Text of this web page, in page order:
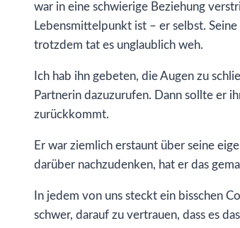
war in eine schwierige Beziehung
Lebensmittelpunkt ist – er selbst.
trotzdem tat es unglaublich weh.
Ich hab ihn gebeten, die Augen zu
Partnerin dazuzurufen. Dann sollte er
zurückkommt.
Er war ziemlich erstaunt über seine
darüber nachzudenken, hat er das
In jedem von uns steckt ein bisschen
schwer, darauf zu vertrauen, dass es